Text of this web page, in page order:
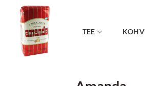
content
TEE KOHV